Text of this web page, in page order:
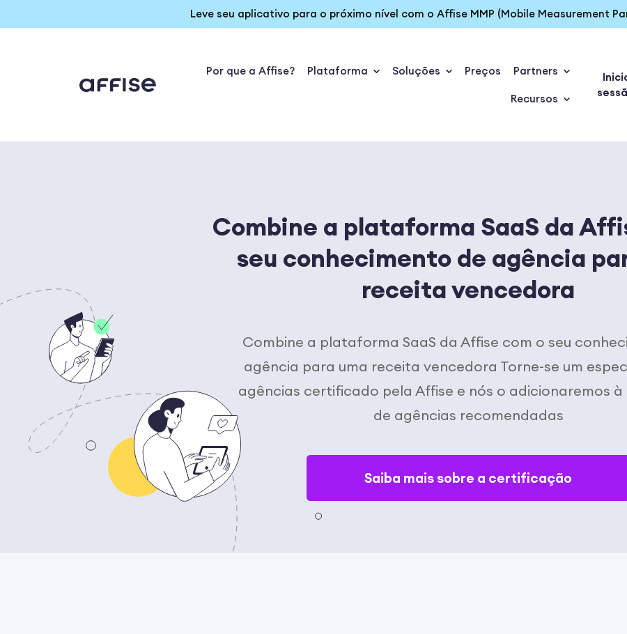
Leve seu aplicativo para o próximo nível com o Affise MMP (Mobile Measurement
Por que a Affise? Plataforma Soluções Preços Partners
Recursos
Combine a plataforma SaaS da
seu conhecimento de agência
receita vencedora
Combine a plataforma SaaS da Affise com o seu
agência para uma receita vencedora Torne-se um
agências certificado pela Affise e nós o adicionaremos à
de agências recomendadas
Saiba mais sobre a certificação